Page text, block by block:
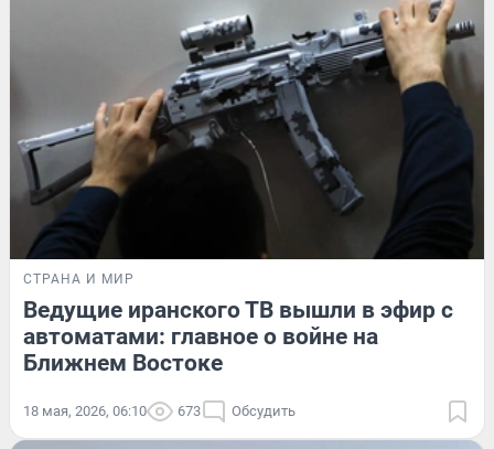
СТРАНА И МИР
Ведущие иранского ТВ вышли в эфир с
автоматами: главное о войне на
Ближнем Востоке
18 мая, 2026, 06:10 673 Обсудить